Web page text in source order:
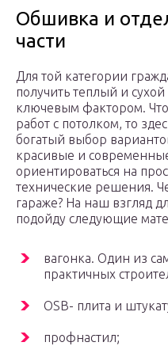
Обшивка и
части
Для той категории
получить теплый и
ключевым фактором. Что
работ с потолком, то
богатый выбор
красивые и
ориентироваться на
технические решения.
гараже? На наш взгляд
подойду следующие
вагонка. Один из
практичных
OSB- плита и
профнастил;